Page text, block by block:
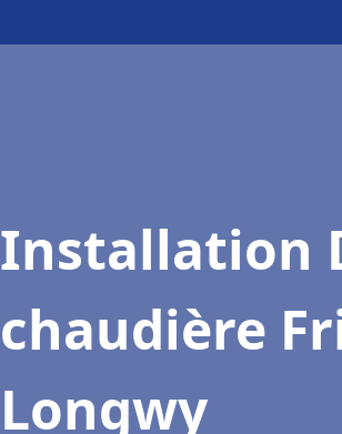
Installation
chaudière
Longwy